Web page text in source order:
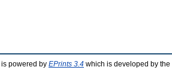
powered by EPrints 3.4 which is developed by the